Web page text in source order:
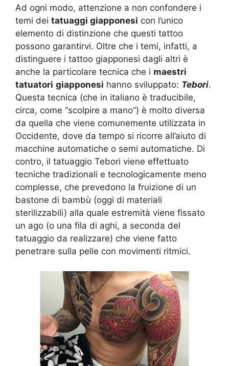
Ad ogni modo, attenzione a non confondere i
temi dei tatuaggi giapponesi con l’unico
elemento di distinzione che questi tattoo
possono garantirvi. Oltre che i temi, infatti, a
distinguere i tattoo giapponesi dagli altri è
anche la particolare tecnica che i maestri
tatuatori giapponesi hanno sviluppato: Tebori.
Questa tecnica (che in italiano è traducibile,
circa, come “scolpire a mano”) è molto diversa
da quella che viene comunemente utilizzata in
Occidente, dove da tempo si ricorre all’aiuto di
macchine automatiche o semi automatiche. Di
contro, il tatuaggio Tebori viene effettuato
tecniche tradizionali e tecnologicamente meno
complesse, che prevedono la fruizione di un
bastone di bambù (oggi di materiali
sterilizzabili) alla quale estremità viene fissato
un ago (o una fila di aghi, a seconda del
tatuaggio da realizzare) che viene fatto
penetrare sulla pelle con movimenti ritmici.